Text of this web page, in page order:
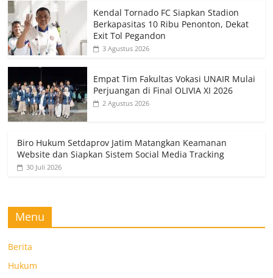
Kendal Tornado FC Siapkan Stadion
Berkapasitas 10 Ribu Penonton, Dekat
Exit Tol Pegandon
3 Agustus 2026
Empat Tim Fakultas Vokasi UNAIR Mulai
Perjuangan di Final OLIVIA XI 2026
2 Agustus 2026
Biro Hukum Setdaprov Jatim Matangkan Keamanan
Website dan Siapkan Sistem Social Media Tracking
30 Juli 2026
Menu
Berita
Hukum